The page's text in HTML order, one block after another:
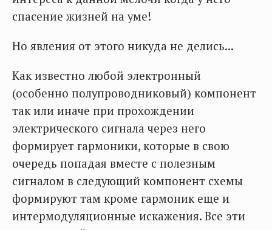
спасение жизней на уме!
Но явления от этого никуда не делись...
Как известно любой электронный
(особенно полупроводниковый) компонент
так или иначе при прохождении
электрического сигнала через него
формирует гармоники, которые в свою
очередь попадая вместе с полезным
сигналом в следующий компонент схемы
формируют там кроме гармоник еще и
интермодуляционные искажения. Все эти